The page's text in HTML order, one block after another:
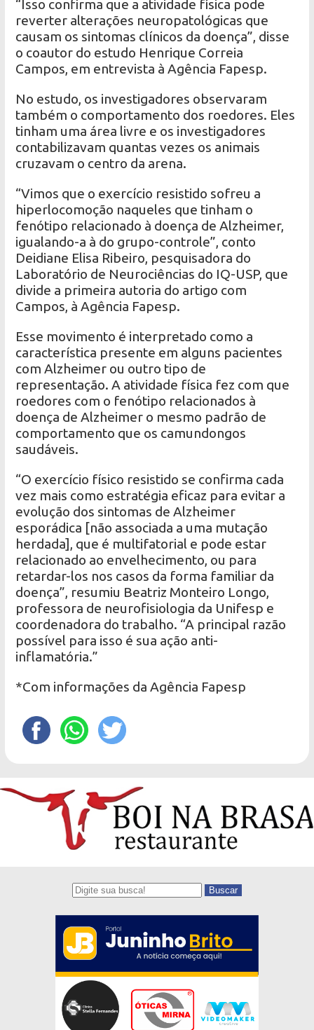
“Isso confirma que a atividade física pode
reverter alterações neuropatológicas que
causam os sintomas clínicos da doença”, disse
o coautor do estudo Henrique Correia
Campos, em entrevista à Agência Fapesp.
No estudo, os investigadores observaram
também o comportamento dos roedores. Eles
tinham uma área livre e os investigadores
contabilizavam quantas vezes os animais
cruzavam o centro da arena.
“Vimos que o exercício resistido sofreu a
hiperlocomoção naqueles que tinham o
fenótipo relacionado à doença de Alzheimer,
igualando-a à do grupo-controle”, conto
Deidiane Elisa Ribeiro, pesquisadora do
Laboratório de Neurociências do IQ-USP, que
divide a primeira autoria do artigo com
Campos, à Agência Fapesp.
Esse movimento é interpretado como a
característica presente em alguns pacientes
com Alzheimer ou outro tipo de
representação. A atividade física fez com que
roedores com o fenótipo relacionados à
doença de Alzheimer o mesmo padrão de
comportamento que os camundongos
saudáveis.
“O exercício físico resistido se confirma cada
vez mais como estratégia eficaz para evitar a
evolução dos sintomas de Alzheimer
esporádica [não associada a uma mutação
herdada], que é multifatorial e pode estar
relacionado ao envelhecimento, ou para
retardar-los nos casos da forma familiar da
doença”, resumiu Beatriz Monteiro Longo,
professora de neurofisiologia da Unifesp e
coordenadora do trabalho. “A principal razão
possível para isso é sua ação anti-
inflamatória.”
*Com informações da Agência Fapesp
Buscar